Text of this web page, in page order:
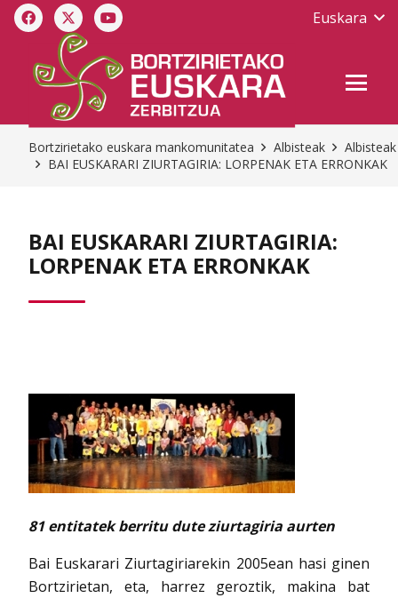
Euskara
Bortzirietako euskara mankomunitatea Albisteak
Albisteak
BAI EUSKARARI ZIURTAGIRIA: LORPENAK ETA ERRONKAK
BAI EUSKARARI ZIURTAGIRIA:
LORPENAK ETA ERRONKAK
81 entitatek berritu dute ziurtagiria aurten
Bai Euskarari Ziurtagiriarekin 2005ean hasi ginen
Bortzirietan, eta, harrez geroztik, makina bat